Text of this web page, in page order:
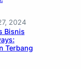
2024
Bisnis
Terbang